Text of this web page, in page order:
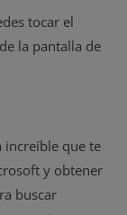
tocar el
la pantalla de
increíble que te
y obtener
buscar